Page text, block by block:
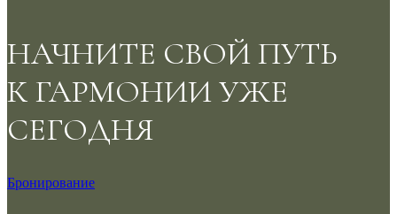
НАЧНИТЕ СВОЙ ПУТЬ
К ГАРМОНИИ УЖЕ
СЕГОДНЯ
Бронирование